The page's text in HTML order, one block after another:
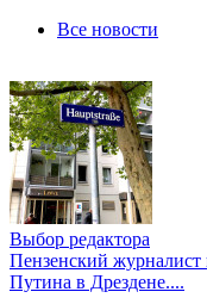
Все новости
Выбор редактора
Пензенский
Путина в Дрездене....